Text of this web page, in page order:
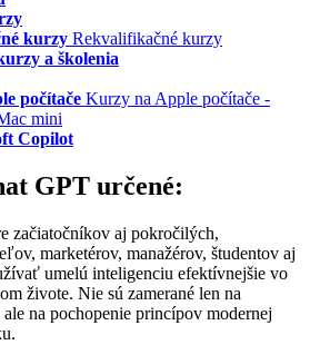
kurzy Rekvalifikačné kurzy
a školenia
počítače Kurzy na Apple počítače -
mini
Copilot
GPT určené:
začiatočníkov aj pokročilých,
marketérov, manažérov, študentov aj
umelú inteligenciu efektívnejšie vo
živote. Nie sú zamerané len na
na pochopenie princípov modernej